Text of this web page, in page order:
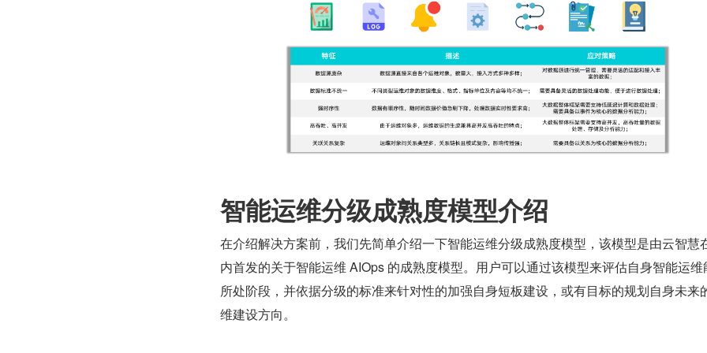
智能运维分级成熟度模型介绍
在介绍解决方案前，我们先简单介绍一下智能运维分级成熟度模型，该模型是由云智慧
内首发的关于智能运维 AIOps 的成熟度模型。用户可以通过该模型来评估自身智能运维
所处阶段，并依据分级的标准来针对性的加强自身短板建设，或有目标的规划自身未来
维建设方向。